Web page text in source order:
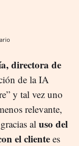
directora de
de la IA
y tal vez uno
relevante,
al uso del
el clientees